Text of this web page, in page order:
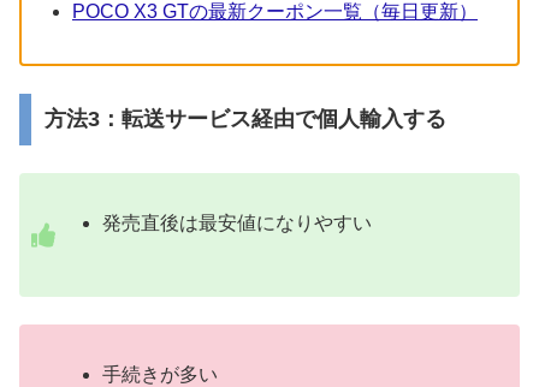
POCO X3 GTの最新クーポン一覧（毎日更新）
方法3：転送サービス経由で個人輸入する
発売直後は最安値になりやすい
手続きが多い